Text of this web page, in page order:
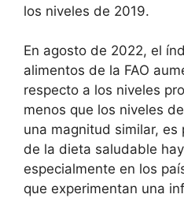
los niveles de 2019.
En agosto de 2022, el
alimentos de la FAO
respecto a los niveles
menos que los niveles
una magnitud similar, es
de la dieta saludable
especialmente en los
que experimentan una